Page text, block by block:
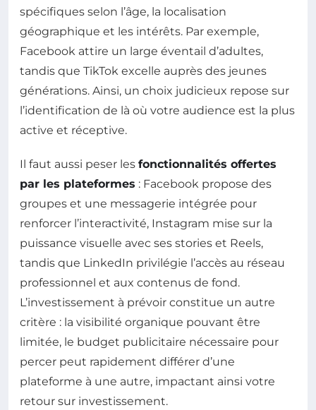
spécifiques selon l’âge, la localisation
géographique et les intérêts. Par exemple,
Facebook attire un large éventail d’adultes,
tandis que TikTok excelle auprès des jeunes
générations. Ainsi, un choix judicieux repose sur
l’identification de là où votre audience est la plus
active et réceptive.
Il faut aussi peser les fonctionnalités offertes
par les plateformes : Facebook propose des
groupes et une messagerie intégrée pour
renforcer l’interactivité, Instagram mise sur la
puissance visuelle avec ses stories et Reels,
tandis que LinkedIn privilégie l’accès au réseau
professionnel et aux contenus de fond.
L’investissement à prévoir constitue un autre
critère : la visibilité organique pouvant être
limitée, le budget publicitaire nécessaire pour
percer peut rapidement différer d’une
plateforme à une autre, impactant ainsi votre
retour sur investissement.